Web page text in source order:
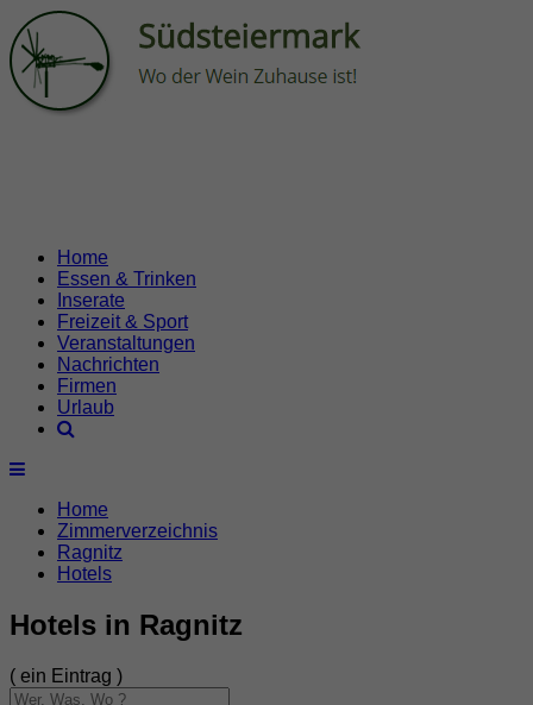
Home
Essen & Trinken
Inserate
Freizeit & Sport
Veranstaltungen
Nachrichten
Firmen
Urlaub
Home
Zimmerverzeichnis
Ragnitz
Hotels
Hotels in Ragnitz
( ein Eintrag )